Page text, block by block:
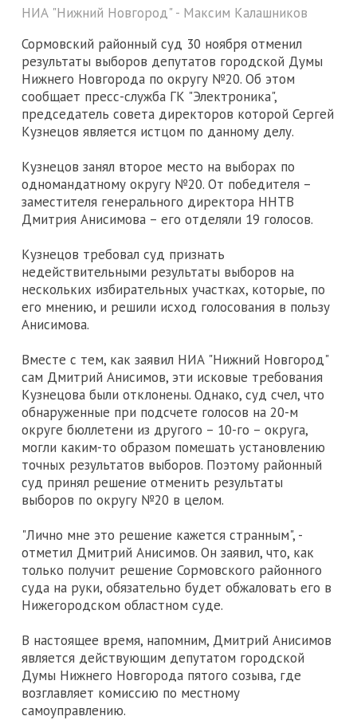
НИА "Нижний Новгород" - Максим Калашников
Сормовский районный суд 30 ноября отменил
результаты выборов депутатов городской Думы
Нижнего Новгорода по округу №20. Об этом
сообщает пресс-служба ГК "Электроника",
председатель совета директоров которой Сергей
Кузнецов является истцом по данному делу.
Кузнецов занял второе место на выборах по
одномандатному округу №20. От победителя –
заместителя генерального директора ННТВ
Дмитрия Анисимова – его отделяли 19 голосов.
Кузнецов требовал суд признать
недействительными результаты выборов на
нескольких избирательных участках, которые, по
его мнению, и решили исход голосования в пользу
Анисимова.
Вместе с тем, как заявил НИА "Нижний Новгород"
сам Дмитрий Анисимов, эти исковые требования
Кузнецова были отклонены. Однако, суд счел, что
обнаруженные при подсчете голосов на 20-м
округе бюллетени из другого – 10-го – округа,
могли каким-то образом помешать установлению
точных результатов выборов. Поэтому районный
суд принял решение отменить результаты
выборов по округу №20 в целом.
"Лично мне это решение кажется странным", -
отметил Дмитрий Анисимов. Он заявил, что, как
только получит решение Сормовского районного
суда на руки, обязательно будет обжаловать его в
Нижегородском областном суде.
В настоящее время, напомним, Дмитрий Анисимов
является действующим депутатом городской
Думы Нижнего Новгорода пятого созыва, где
возглавляет комиссию по местному
самоуправлению.